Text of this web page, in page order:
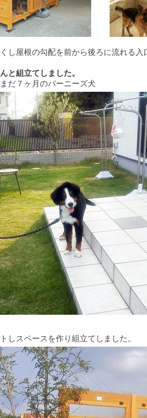
し屋根の勾配を前から後ろに流れる
と組立てしました。
だ７ヶ月のバーニーズ犬
しスペースを作り組立てしました。